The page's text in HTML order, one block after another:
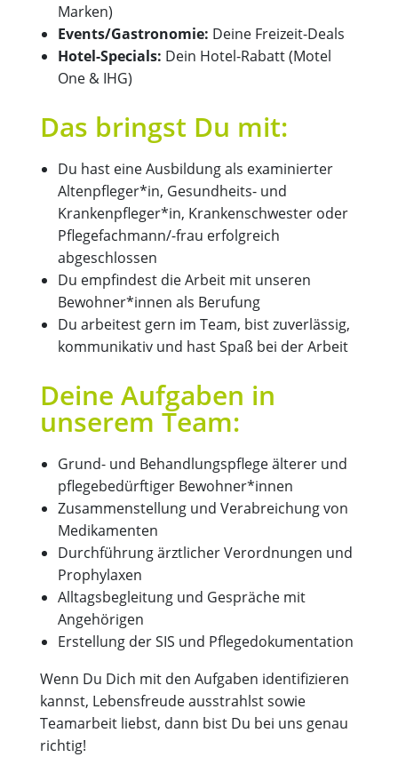
Marken)
Events/Gastronomie: Deine Freizeit-Deals
Hotel-Specials: Dein Hotel-Rabatt (Motel
One & IHG)
Das bringst Du mit:
Du hast eine Ausbildung als examinierter
Altenpfleger*in, Gesundheits- und
Krankenpfleger*in, Krankenschwester oder
Pflegefachmann/-frau erfolgreich
abgeschlossen
Du empfindest die Arbeit mit unseren
Bewohner*innen als Berufung
Du arbeitest gern im Team, bist zuverlässig,
kommunikativ und hast Spaß bei der Arbeit
Deine Aufgaben in
unserem Team:
Grund- und Behandlungspflege älterer und
pflegebedürftiger Bewohner*innen
Zusammenstellung und Verabreichung von
Medikamenten
Durchführung ärztlicher Verordnungen und
Prophylaxen
Alltagsbegleitung und Gespräche mit
Angehörigen
Erstellung der SIS und Pflegedokumentation
Wenn Du Dich mit den Aufgaben identifizieren
kannst, Lebensfreude ausstrahlst sowie
Teamarbeit liebst, dann bist Du bei uns genau
richtig!